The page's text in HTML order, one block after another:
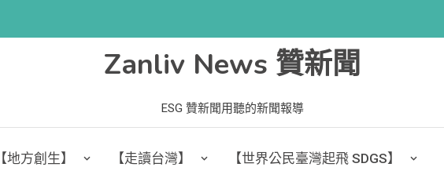
Zanliv News 贊新聞
ESG 贊新聞用聽的新聞報導
【地方創生】 【走讀台灣】 【世界公民臺灣起飛 SDGS】